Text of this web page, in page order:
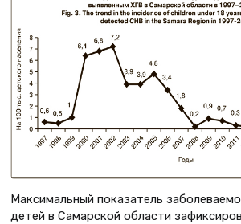
Максимальный показатель
детей в Самарской области